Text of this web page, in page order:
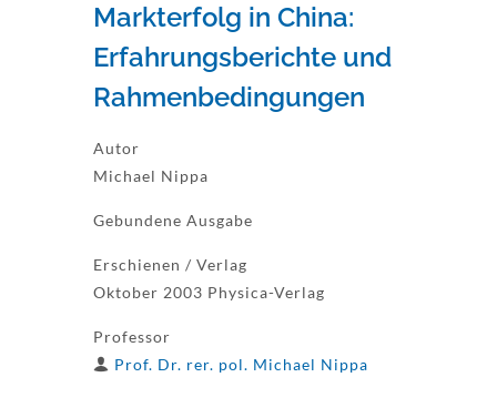
Markterfolg in China:
Erfahrungsberichte und
Rahmenbedingungen
Autor
Michael Nippa
Gebundene Ausgabe
Erschienen / Verlag
Oktober 2003 Physica-Verlag
Professor
Prof. Dr. rer. pol. Michael Nippa